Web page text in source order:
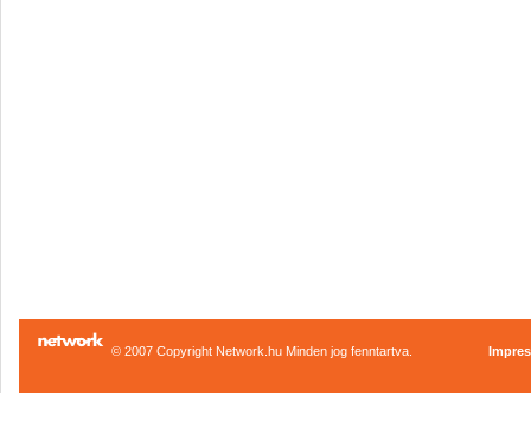
© 2007 Copyright Network.hu Minden jog fenntartva.